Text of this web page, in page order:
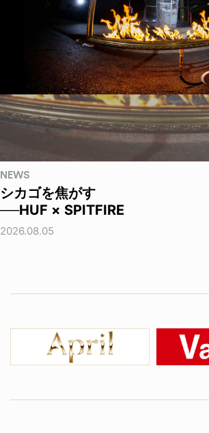
NEWS
シカゴを焦がす
──HUF × SPITFIRE
2026.08.05